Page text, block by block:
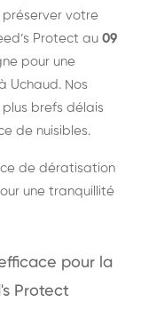
préserver votre
Protect au 09
pour une
Uchaud. Nos
brefs délais
de nuisibles.
de dératisation
une tranquillité
pour la
Protect